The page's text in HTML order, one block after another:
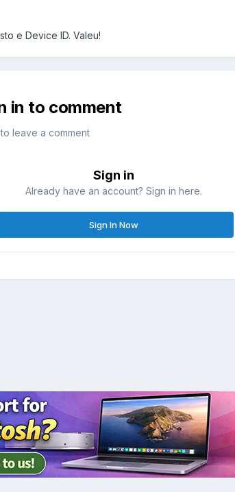
e Device ID. Valeu!
in to comment
leave a comment
Sign in
Already have an account? Sign in here.
Sign In Now